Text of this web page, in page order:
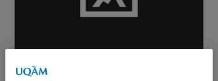
[vc_single_image image= »2655″ image_size= »large » frame= »noframe